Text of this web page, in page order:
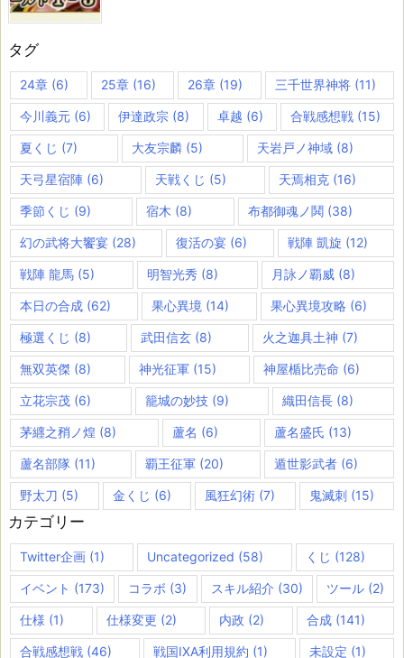
タグ
24章 (6) 25章(16) 26章 (19) 三千世界神将(11)
今川義元 (6) 伊達政宗 (8) 卓越 (6) 合戦感想戦(15)
夏くじ (7) 大友宗麟 (5) 天岩戸ノ神域 (8)
天弓星宿陣 (6) 天戦くじ (5) 天焉相克(16)
季節くじ (9) 宿木 (8) 布都御魂ノ鬨(38)
幻の武将大饗宴 (28) 復活の宴 (6) 戦陣 凱旋 (12)
戦陣 龍馬 (5) 明智光秀 (8) 月詠ノ覇威(8)
本日の合成 (62) 果心異境 (14) 果心異境攻略 (6)
極選くじ (8) 武田信玄 (8) 火之迦具土神 (7)
無双英傑 (8) 神光征軍(15) 神屋楯比売命 (6)
立花宗茂 (6) 籠城の妙技(9) 織田信長 (8)
茅纒之矟ノ煌 (8) 蘆名 (6) 蘆名盛氏 (13)
蘆名部隊 (11) 覇王征軍 (20) 遁世影武者(6)
野太刀 (5) 金くじ (6) 風狂幻術 (7) 鬼滅刺(15)
カテゴリー
Twitter企画 (1) Uncategorized (58) くじ (128)
イベント (173) コラボ (3) スキル紹介 (30) ツール(2)
仕様 (1) 仕様変更 (2) 内政 (2) 合成 (141)
合戦感想戦 (46) 戦国IXA利用規約 (1) 未設定 (1)